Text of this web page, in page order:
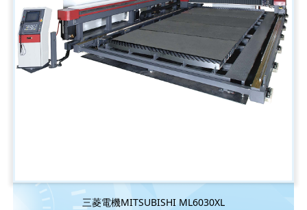
三菱電機MITSUBISHI ML6030XL